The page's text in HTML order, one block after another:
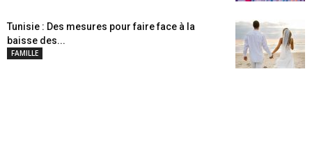
Tunisie : Des mesures pour faire face à la
baisse des...
FAMILLE